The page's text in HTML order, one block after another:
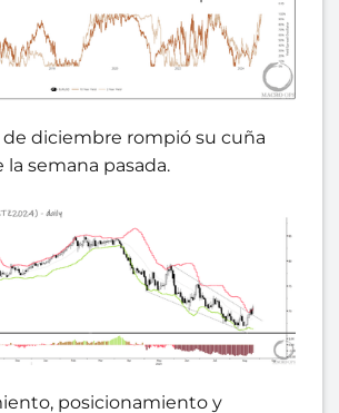
de diciembre rompió su cuña
semana pasada.
posicionamiento y